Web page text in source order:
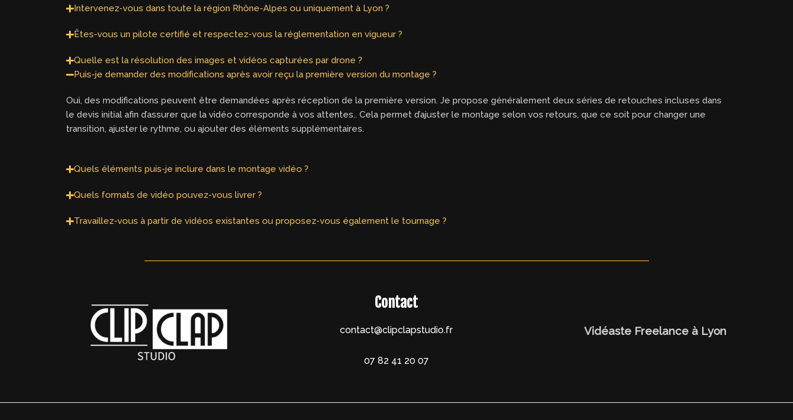
Intervenez-vous dans toute la région Rhône-Alpes ou uniquement à Lyon ?
Êtes-vous un pilote certifié et respectez-vous la réglementation en vigueur ?
Quelle est la résolution des images et vidéos capturées par drone ?
Puis-je demander des modifications après avoir reçu la première version du montage ?
Oui, des modifications peuvent être demandées après réception de la première version. Je propose généralement deux séries de retouches incluses dans
le devis initial afin d’assurer que la vidéo corresponde à vos attentes.. Cela permet d’ajuster le montage selon vos retours, que ce soit pour changer une
transition, ajuster le rythme, ou ajouter des éléments supplémentaires.
Quels éléments puis-je inclure dans le montage vidéo ?
Quels formats de vidéo pouvez-vous livrer ?
Travaillez-vous à partir de vidéos existantes ou proposez-vous également le tournage ?
Contact
contact@clipclapstudio.fr
07 82 41 20 07
Vidéaste Freelance à Lyon